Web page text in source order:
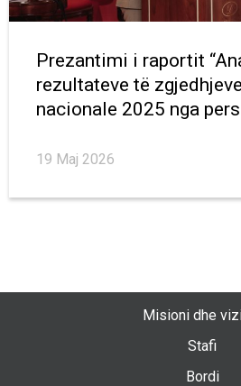
Prezantimi i raportit
rezultateve të
nacionale 2025 nga
19 Maj 2026
Misioni dhe
Stafi
Bordi